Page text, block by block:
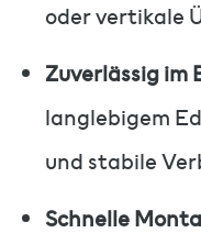
oder vertikale
Zuverlässig im
langlebigem
und stabile
Schnelle